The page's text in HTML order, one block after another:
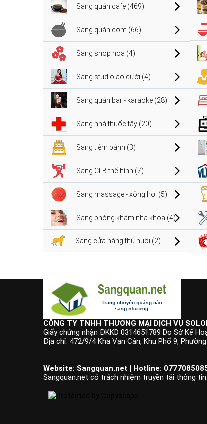
Sang quán cafe (469)
Sang quán cơm (66)
Sang shop hoa (4)
Sang studio áo cưới (4)
Sang quán bar - karaoke (28)
Sang nhà thuốc tây (20)
Sang tiệm bánh (3)
Sang CLB thể hình (7)
Sang massage - xông hơi (5)
Sang phòng khám nha khoa (4)
Sang cửa hàng thú nuôi (2)
CÔNG TY TNHH THƯƠNG MẠI DỊCH VỤ
Giấy chứng nhận ĐKKD 0314651789 Do Sở Kế
Địa chỉ: 472/9/4 Kha Vạn Cân, Khu Phố 9,
Website: Sangquan.net | Hotline:
Sangquan.net có trách nhiệm truyền tải thông